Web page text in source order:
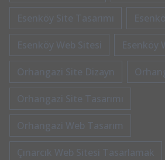
Esenköy Site Tasarımı
Esenköy Web Sitesi Esenköy
Orhangazi Site Dizayn
Orhangazi Site Tasarımı
Orhangazi Web Tasarım
Çınarcık Web Sitesi Tasarlamak